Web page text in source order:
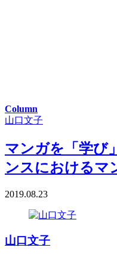
Column
山口文子
マンガを「学
ンスにおけるマ
2019.08.23
山口文子